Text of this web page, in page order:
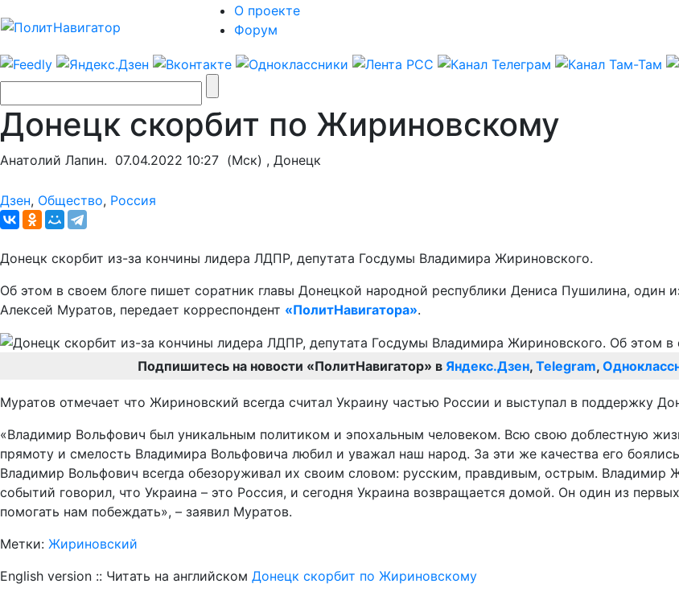
О проекте
Форум
Донецк скорбит по Жириновскому
Анатолий Лапин. 07.04.2022 10:27 (Мск) , Донецк
Дзен, Общество, Россия
Донецк скорбит из-за кончины лидера ЛДПР, депутата Госдумы Владимира Жириновского.
Об этом в своем блоге пишет соратник главы Донецкой народной республики Дениса Пушилина, один
Алексей Муратов, передает корреспондент «ПолитНавигатора».
Подпишитесь на новости «ПолитНавигатор» в Яндекс.Дзен, Telegram,
Муратов отмечает что Жириновский всегда считал Украину частью России и выступал в поддержку
«Владимир Вольфович был уникальным политиком и эпохальным человеком. Всю свою доблестную
прямоту и смелость Владимира Вольфовича любил и уважал наш народ. За эти же качества его
Владимир Вольфович всегда обезоруживал их своим словом: русским, правдивым, острым. Владимир
событий говорил, что Украина – это Россия, и сегодня Украина возвращается домой. Он один из
помогать нам побеждать», – заявил Муратов.
Метки: Жириновский
English version :: Читать на английском Донецк скорбит по Жириновскому